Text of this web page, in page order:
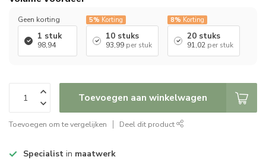
Geen korting
1 stuk
98,94
5% Korting
10 stuks
93,99 per stuk
8% Korting
20 stuks
91,02 per stuk
Toevoegen aan winkelwagen
Toevoegen om te vergelijken Deel dit product
Specialist in maatwerk